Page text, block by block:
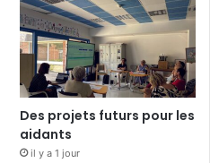
Des projets futurs pour les
aidants
il y a 1 jour